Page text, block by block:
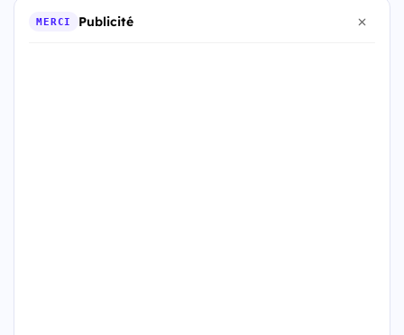
MERCI Publicité